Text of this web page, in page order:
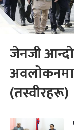
जेनजी
अवलोकनमा
(तस्वीरहरू)